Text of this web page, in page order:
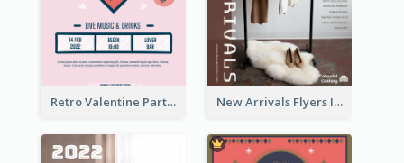
Retro Valentine Party Pink Flyers Design Templates New Arrivals Flyers In In Brown Colour Tone